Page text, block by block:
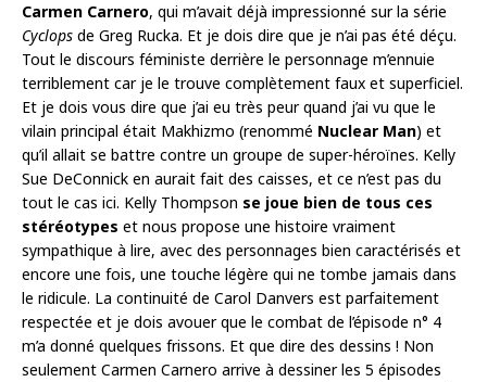
Carmen Carnero, qui m’avait déjà impressionné sur la série
Cyclops de Greg Rucka. Et je dois dire que je n’ai pas été déçu.
Tout le discours féministe derrière le personnage m’ennuie
terriblement car je le trouve complètement faux et superficiel.
Et je dois vous dire que j’ai eu très peur quand j’ai vu que le
vilain principal était Makhizmo (renommé Nuclear Man) et
qu’il allait se battre contre un groupe de super-héroïnes. Kelly
Sue DeConnick en aurait fait des caisses, et ce n’est pas du
tout le cas ici. Kelly Thompson se joue bien de tous ces
stéréotypes et nous propose une histoire vraiment
sympathique à lire, avec des personnages bien caractérisés et
encore une fois, une touche légère qui ne tombe jamais dans
le ridicule. La continuité de Carol Danvers est parfaitement
respectée et je dois avouer que le combat de l’épisode n° 4
m’a donné quelques frissons. Et que dire des dessins ! Non
seulement Carmen Carnero arrive à dessiner les 5 épisodes